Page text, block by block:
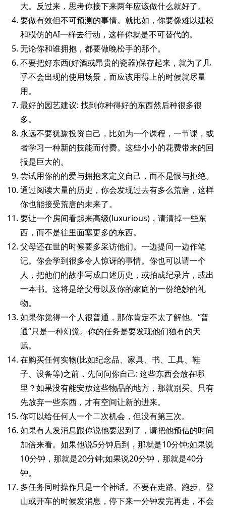
大。反过来，思考你接下来两年应该做什么就好了。
要做有效但不可预测的事情。就比如，你要像难以建模
和模仿的AI一样去行动，这样你就是不可替代的。
无论你和谁拥抱，都要做晚松手的那个。
不要把好东西(好酒或昂贵的瓷器)保存起来，就为了几
乎不会出现的使用场景，而应该用得上的时候就尽量
用。
最好的园艺建议: 找到你种得好的东西然后种很多很
多。
永远不要犹豫投资自己，比如为一个课程，一节课，或
者学习一种新的技能而付费。这些小小的花费带来的回
报是巨大的。
尝试用你的的爱与拥抱来定义自己，而不是恨与拒绝。
通过阅读大量的历史，你会发现过去有多么荒唐，这样
你也能接受荒唐的未来了。
要让一个房间看起来高级(luxurious)，请清掉一些东
西，而不是往里面塞更多的东西。
父母还在世的时候要多采访他们。一边提问一边作笔
记。你会学到很多令人惊讶的事情。你也可以请一个
人，把他们的故事写成口述历史，或拍成纪录片，或出
一本书。这将是给父母以及你的家庭的一份绝妙的礼
物。
如果你觉得一个人很普通，那你肯定不太了解他。“普
通”只是一种幻觉。你的任务是要发现他们独有的天
赋。
在购买任何实物(比如纪念品、家具、书、工具、鞋
子、设备等)之前，先问问你自己: 这些东西会放在哪
里？如果没有能安放这些物品的地方，那就别买。只有
先放弃一些东西，才有空间让新的进来。
你可以给任何人一个二次机会，但没有第三次。
如果有人发消息跟你说他要迟到了，请把他预估的时间
加倍来看。如果他说5分钟后到，那就是10分钟;如果说
10分钟，那就是20分钟;如果说20分钟，那就是40分
钟。
多任务同时操作只是一个神话。不要在走路、跑步、登
山或开车的时候发消息，停下来一分钟发完再走，不会